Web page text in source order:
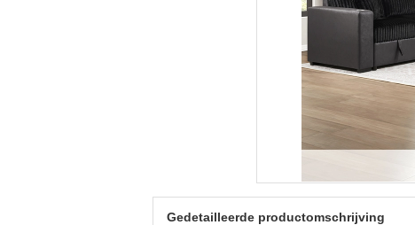
Gedetailleerde productomschrijving